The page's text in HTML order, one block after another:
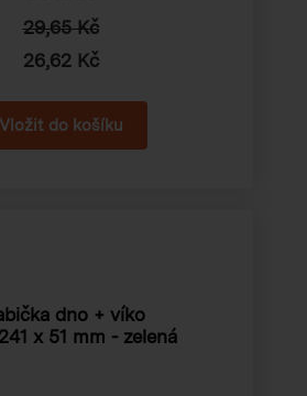
29,65 Kč
26,62 Kč
dno + víko
x 51 mm - zelená